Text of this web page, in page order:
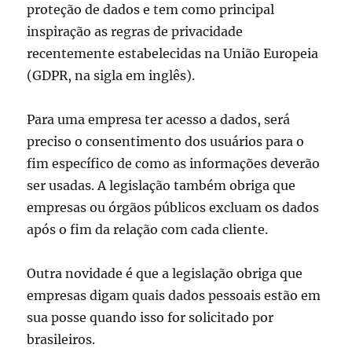
proteção de dados e tem como principal
inspiração as regras de privacidade
recentemente estabelecidas na União Europeia
(GDPR, na sigla em inglês).
Para uma empresa ter acesso a dados, será
preciso o consentimento dos usuários para o
fim específico de como as informações deverão
ser usadas. A legislação também obriga que
empresas ou órgãos públicos excluam os dados
após o fim da relação com cada cliente.
Outra novidade é que a legislação obriga que
empresas digam quais dados pessoais estão em
sua posse quando isso for solicitado por
brasileiros.